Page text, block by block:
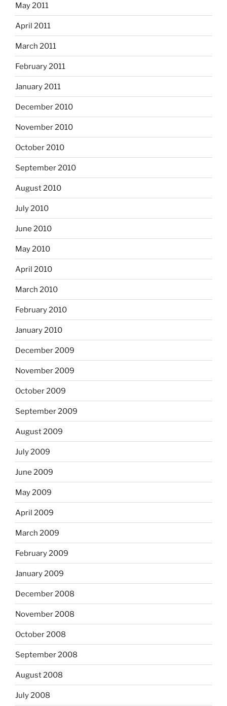
May 2011
April 2011
March 2011
February 2011
January 2011
December 2010
November 2010
October 2010
September 2010
August 2010
July 2010
June 2010
May 2010
April 2010
March 2010
February 2010
January 2010
December 2009
November 2009
October 2009
September 2009
August 2009
July 2009
June 2009
May 2009
April 2009
March 2009
February 2009
January 2009
December 2008
November 2008
October 2008
September 2008
August 2008
July 2008